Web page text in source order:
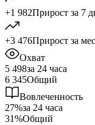
+1 982Прирост за 7
+3 476Прирост за
Охват
5 498за 24 часа
6 345Общий
Вовлеченность
27%за 24 часа
31%Общий